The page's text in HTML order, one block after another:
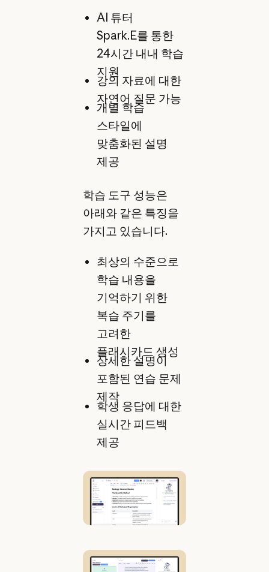
AI 튜터
Spark.E를 통한
24시간 내내 학습
지원
강의 자료에 대한
자연어 질문 가능
개별 학습
스타일에
맞춤화된 설명
제공
학습 도구 성능은
아래와 같은 특징을
가지고 있습니다.
최상의 수준으로
학습 내용을
기억하기 위한
복습 주기를
고려한
플래시카드 생성
상세한 설명이
포함된 연습 문제
제작
학생 응답에 대한
실시간 피드백
제공